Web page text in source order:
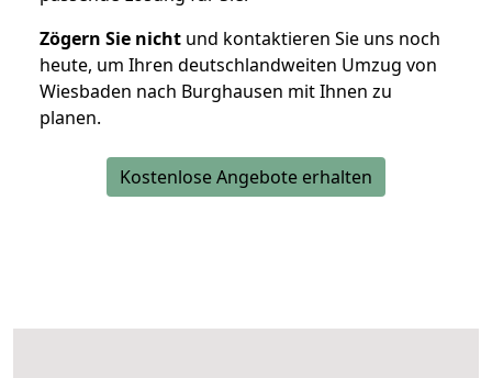
Zögern Sie nicht und kontaktieren Sie uns noch
heute, um Ihren deutschlandweiten Umzug von
Wiesbaden nach Burghausen mit Ihnen zu
planen.
Kostenlose Angebote erhalten